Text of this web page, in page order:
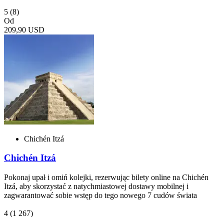
5 (8)
Od
209,90 USD
Chichén Itzá
Chichén Itzá
Pokonaj upał i omiń kolejki, rezerwując bilety online na Chichén
Itzá, aby skorzystać z natychmiastowej dostawy mobilnej i
zagwarantować sobie wstęp do tego nowego 7 cudów świata
4 (1 267)